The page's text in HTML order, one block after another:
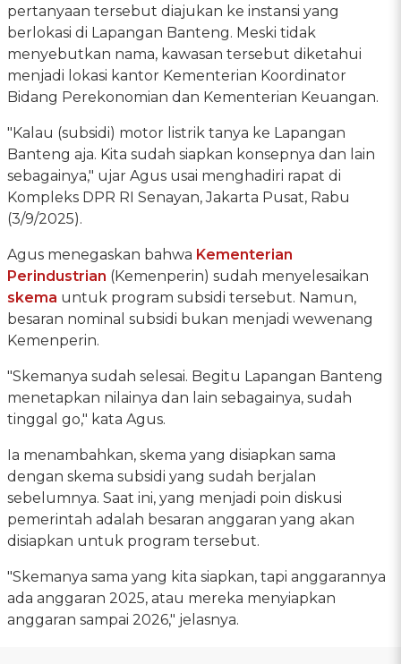
pertanyaan tersebut diajukan ke instansi yang
berlokasi di Lapangan Banteng. Meski tidak
menyebutkan nama, kawasan tersebut diketahui
menjadi lokasi kantor Kementerian Koordinator
Bidang Perekonomian dan Kementerian Keuangan.
"Kalau (subsidi) motor listrik tanya ke Lapangan
Banteng aja. Kita sudah siapkan konsepnya dan lain
sebagainya," ujar Agus usai menghadiri rapat di
Kompleks DPR RI Senayan, Jakarta Pusat, Rabu
(3/9/2025).
Agus menegaskan bahwa Kementerian
Perindustrian (Kemenperin) sudah menyelesaikan
skema untuk program subsidi tersebut. Namun,
besaran nominal subsidi bukan menjadi wewenang
Kemenperin.
"Skemanya sudah selesai. Begitu Lapangan Banteng
menetapkan nilainya dan lain sebagainya, sudah
tinggal go," kata Agus.
Ia menambahkan, skema yang disiapkan sama
dengan skema subsidi yang sudah berjalan
sebelumnya. Saat ini, yang menjadi poin diskusi
pemerintah adalah besaran anggaran yang akan
disiapkan untuk program tersebut.
"Skemanya sama yang kita siapkan, tapi anggarannya
ada anggaran 2025, atau mereka menyiapkan
anggaran sampai 2026," jelasnya.